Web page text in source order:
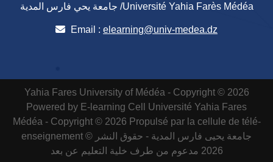
جامعة يحي فارس المدية /Université Yahia Farès Médéa
Email : elearning@univ-medea.dz
Yahia Fares University of Médéa - Copyright © 2026
Powered by E-learning Cell
Université Yahia Fares
Médéa - Copyright © 2026 Propulsé par la cellule de télé-
enseignement جامعة يحيى فارس المدية - حقوق النشر ©
2026 مدعوم من طرف خلية التعليم عن بعد